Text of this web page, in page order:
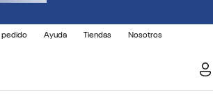
pedido Ayuda Tiendas Nosotros